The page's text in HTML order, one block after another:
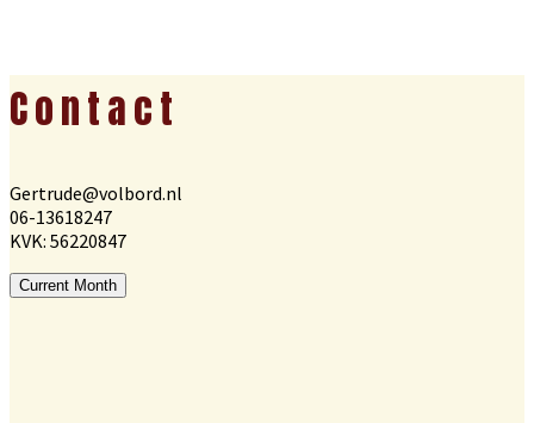
Footer
Contact
Gertrude@volbord.nl
06-13618247
KVK: 56220847
Current Month